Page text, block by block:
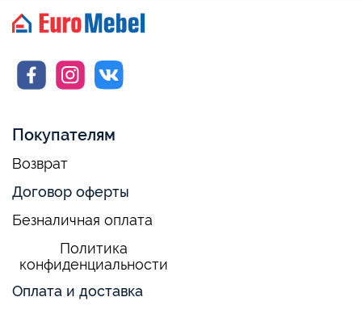
Покупателям
Возврат
Договор оферты
Безналичная оплата
Политика
конфиденциальности
Оплата и доставка